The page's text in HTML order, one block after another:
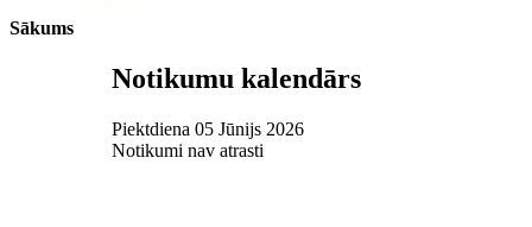
Sākums
Notikumu kalendārs
Piektdiena 05 Jūnijs 2026
Notikumi nav atrasti